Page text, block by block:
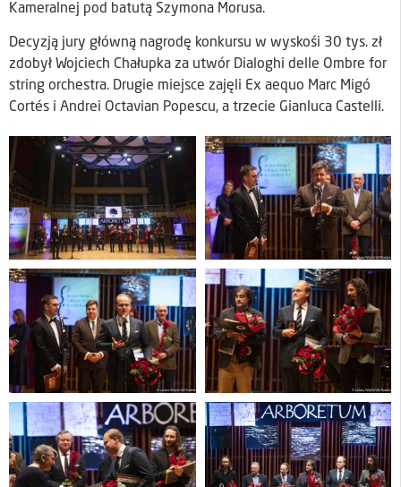
Kameralnej pod batutą Szymona Morusa.
Decyzją jury główną nagrodę konkursu w wyskośi 30 tys. zł
zdobył Wojciech Chałupka za utwór Dialoghi delle Ombre for
string orchestra. Drugie miejsce zajęli Ex aequo Marc Migó
Cortés i Andrei Octavian Popescu, a trzecie Gianluca Castelli.